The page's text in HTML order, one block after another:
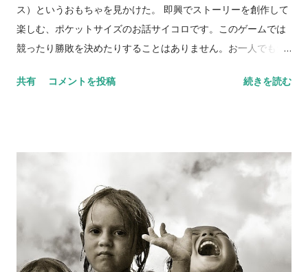
一癒される音楽」として科学的に認定されたのは、マルコニ・
ユニオン作曲のWeightless（無重力）という曲だそう。眠れな
い夜にもよさそう。 Weightlessは2011年に the British
た。 the Mindlab institutionの科学者の研究では、この曲を聴
ス）というおもちゃを見かけた。 即興でストーリーを創作して
楽しむ、ポケットサイズのお話サイコロです。このゲームでは
競ったり勝敗を決めたりすることはありません。お一人でもた
ロのそれぞれの面にイラストが描いてあるとのことなので、５
Cubes（ローリーズストーリーキューブス） ついでに思い出し
たのでメモ。 SOCIAL COGNITION AND OBJECT
RELATIONS SCALE - GLOBAL RATING METHOD (SCORS-
G) TRAINING MANUAL Mark J. Hilsenroth, Michelle Stein,
& Janet Pinsker TATで語られた物語から、被験者の対象関係
を読み取ろうとするスケール。 ＊Complexity of
共有 コメントを投稿 続きを読む